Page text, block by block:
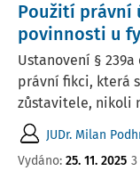
Použití právní
povinnosti u
Ustanovení §
právní fikci, která
zůstavitele, nikoli
JUDr. Milan
Vydáno: 25. 11. 2025